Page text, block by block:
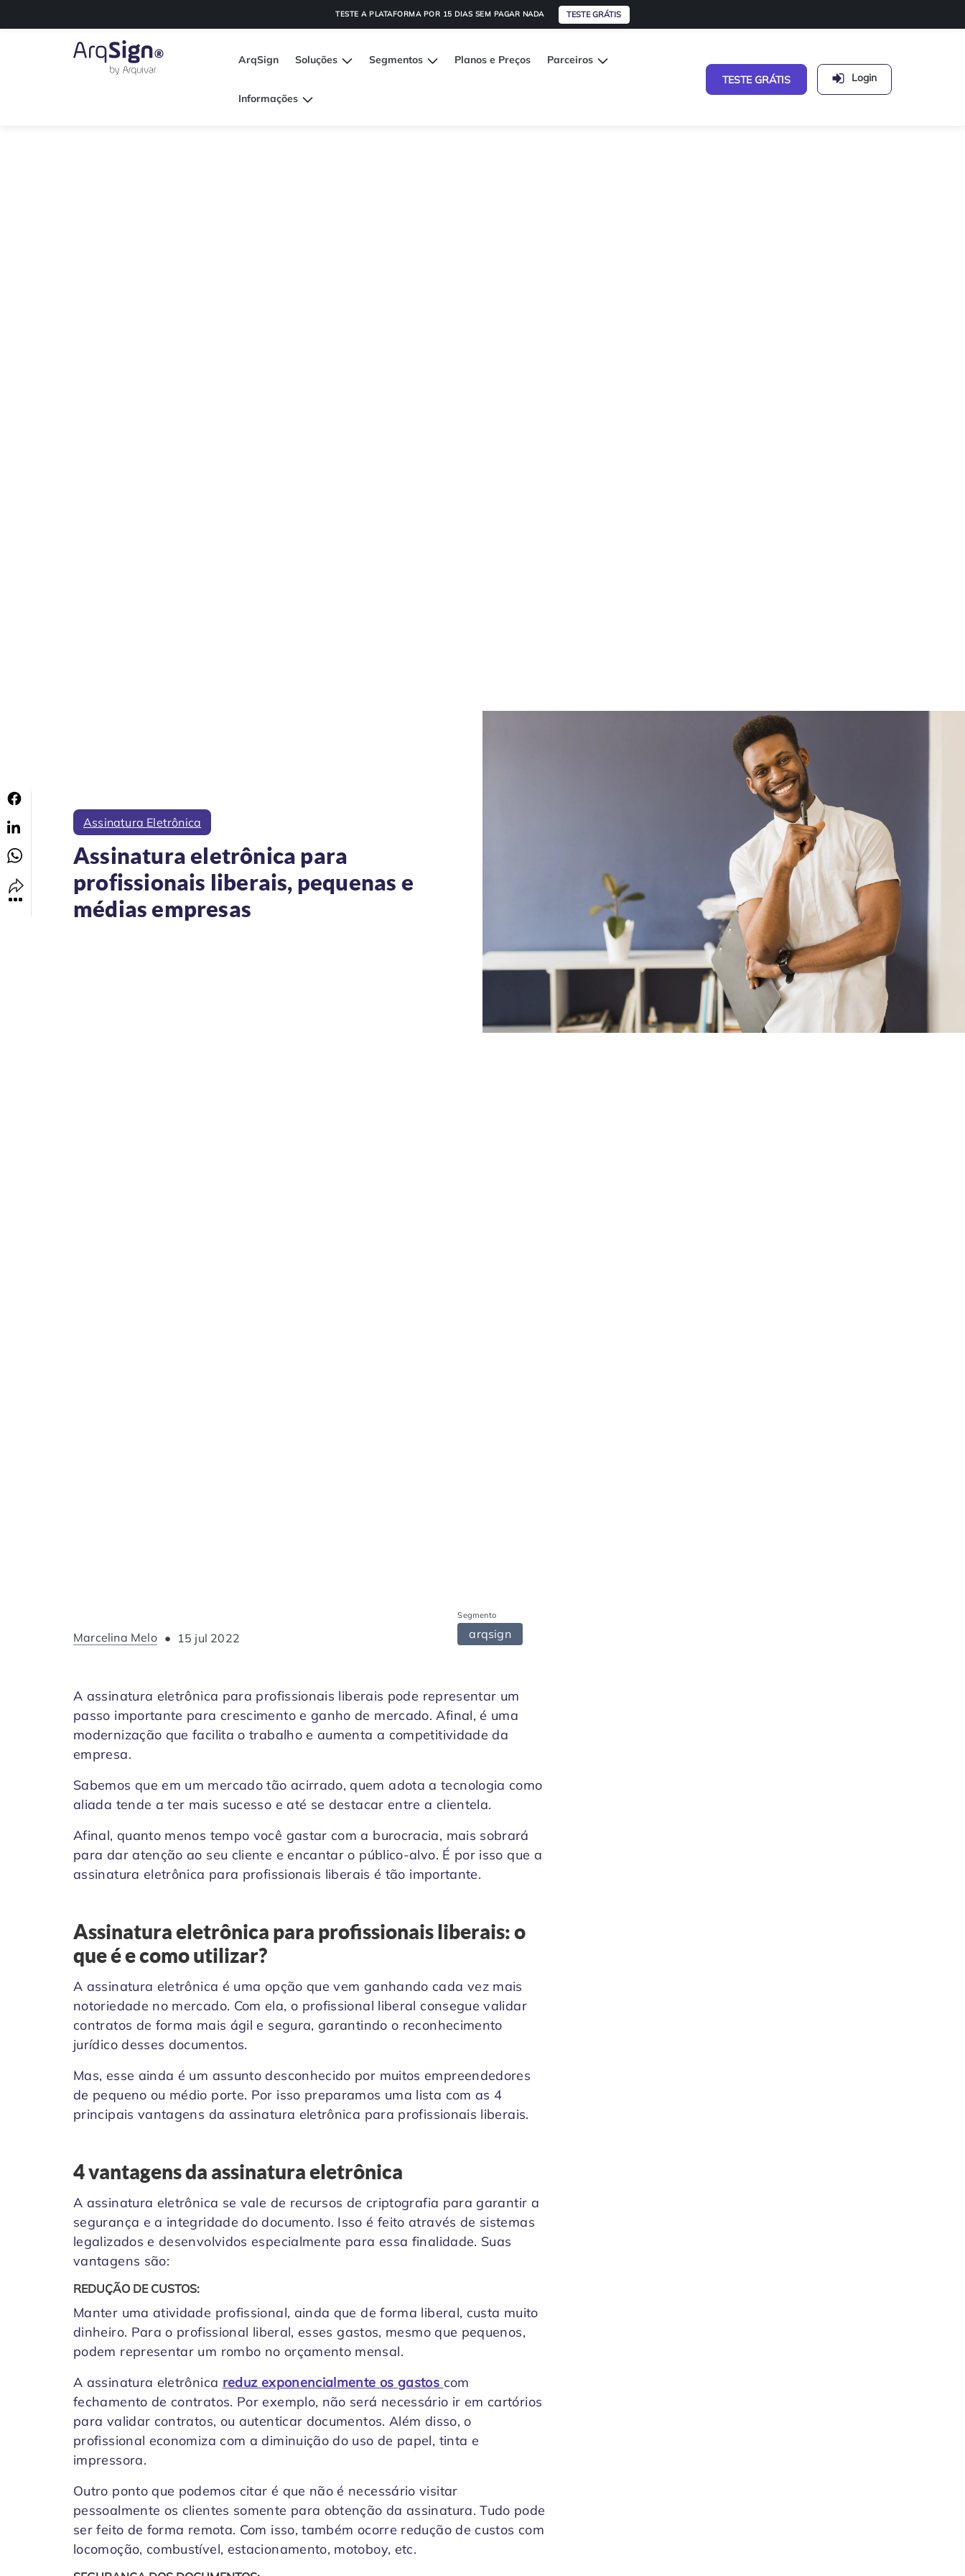
TESTE A PLATAFORMA POR 15 DIAS SEM PAGAR NADA TESTE GRÁTIS
ArqSign Soluções Segmentos Planos e Preços Parceiros
Informações
TESTE GRÁTIS Login
Assinatura Eletrônica
Assinatura eletrônica para
profissionais liberais, pequenas e
médias empresas
Marcelina Melo • 15 jul 2022
Segmento
arqsign
A assinatura eletrônica para profissionais liberais pode representar um
passo importante para crescimento e ganho de mercado. Afinal, é uma
modernização que facilita o trabalho e aumenta a competitividade da
empresa.
Sabemos que em um mercado tão acirrado, quem adota a tecnologia como
aliada tende a ter mais sucesso e até se destacar entre a clientela.
Afinal, quanto menos tempo você gastar com a burocracia, mais sobrará
para dar atenção ao seu cliente e encantar o público-alvo. É por isso que a
assinatura eletrônica para profissionais liberais é tão importante.
Assinatura eletrônica para profissionais liberais: o
que é e como utilizar?
A assinatura eletrônica é uma opção que vem ganhando cada vez mais
notoriedade no mercado. Com ela, o profissional liberal consegue validar
contratos de forma mais ágil e segura, garantindo o reconhecimento
jurídico desses documentos.
Mas, esse ainda é um assunto desconhecido por muitos empreendedores
de pequeno ou médio porte. Por isso preparamos uma lista com as 4
principais vantagens da assinatura eletrônica para profissionais liberais.
4 vantagens da assinatura eletrônica
A assinatura eletrônica se vale de recursos de criptografia para garantir a
segurança e a integridade do documento. Isso é feito através de sistemas
legalizados e desenvolvidos especialmente para essa finalidade. Suas
vantagens são:
REDUÇÃO DE CUSTOS:
Manter uma atividade profissional, ainda que de forma liberal, custa muito
dinheiro. Para o profissional liberal, esses gastos, mesmo que pequenos,
podem representar um rombo no orçamento mensal.
A assinatura eletrônica reduz exponencialmente os gastos com
fechamento de contratos. Por exemplo, não será necessário ir em cartórios
para validar contratos, ou autenticar documentos. Além disso, o
profissional economiza com a diminuição do uso de papel, tinta e
impressora.
Outro ponto que podemos citar é que não é necessário visitar
pessoalmente os clientes somente para obtenção da assinatura. Tudo pode
ser feito de forma remota. Com isso, também ocorre redução de custos com
locomoção, combustível, estacionamento, motoboy, etc.